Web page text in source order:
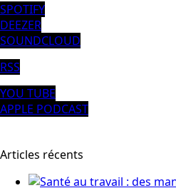
SPOTIFY
DEEZER
SOUNDCLOUD
RSS
YOU TUBE
APPLE PODCAST
Articles récents